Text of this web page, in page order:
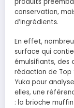
conservation,
d’ingrédients.
En effet,
surface qui
émulsifiants, des
rédaction de Top
Yuka pour
elles, une
: la brioche